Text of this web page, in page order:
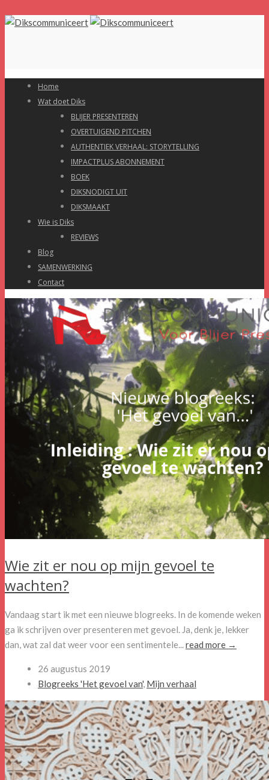
Home
Wat doet Diks
BLIJER PRESENTEREN
OVERTUIGEND PITCHEN
AUTHENTIEK VERHAAL: STORYTELLING
IMPACTPLUS ABONNEMENT
BOEK
DIKSNODIGT UIT
DIKSMAAKT
Wie is Diks
REVIEWS
Blog
SAMENWERKING
Contact
Wie zit er nou op mijn gevoel te
wachten?
Vandaag start ik met een nieuwe blogreeks. In de komende weken
ga ik schrijven over presenteren met gevoel. Ja, denk je, lekker
dan, wat zal dat weer voor een sentimentele...read more →
26 augustus 2019
Blogreeks 'Het gevoel van', Mijn verhaal